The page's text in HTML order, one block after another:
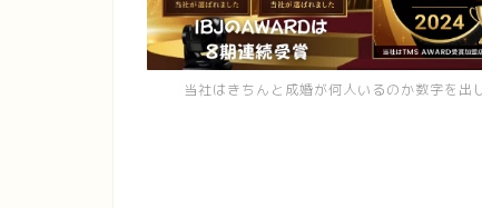
当社はきちんと成婚が何人いるのか数字を